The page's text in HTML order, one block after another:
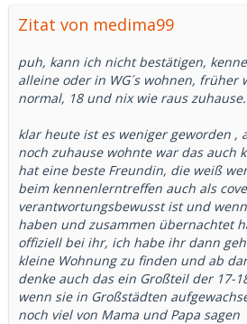
Zitat von medima99
puh, kann ich nicht bestätigen,
alleine oder in WG´s wohnen, früher
normal, 18 und nix wie raus zuhause.
klar heute ist es weniger geworden ,
noch zuhause wohnte war das auch
hat eine beste Freundin, die weiß
beim kennenlerntreffen auch als
verantwortungsbewusst ist und
haben und zusammen übernachtet
offiziell bei ihr, ich habe ihr dann
kleine Wohnung zu finden und ab
denke auch das ein Großteil der 17-
wenn sie in Großstädten
noch viel von Mama und Papa sagen